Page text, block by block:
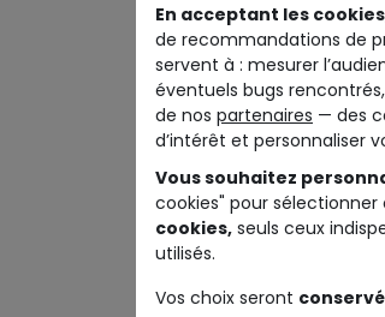
En acceptant les
de recommandations de
servent à : mesurer
éventuels bugs
de nos partenaires — des
d’intérêt et personnaliser
Vous souhaitez
cookies" pour
cookies, seuls ceux
utilisés.
Vos choix seront